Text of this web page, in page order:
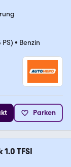
• Benzin
Parken
TFSI